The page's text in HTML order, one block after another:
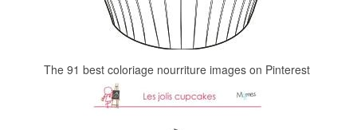
The 91 best coloriage nourriture images on Pinterest